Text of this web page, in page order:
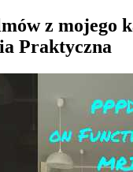
z mojego
Praktyczna